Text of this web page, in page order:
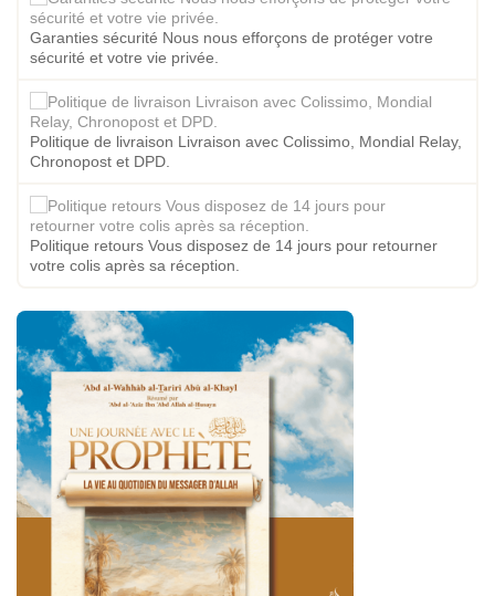
Garanties sécurité Nous nous efforçons de protéger votre
sécurité et votre vie privée.
Politique de livraison Livraison avec Colissimo, Mondial Relay,
Chronopost et DPD.
Politique retours Vous disposez de 14 jours pour retourner
votre colis après sa réception.